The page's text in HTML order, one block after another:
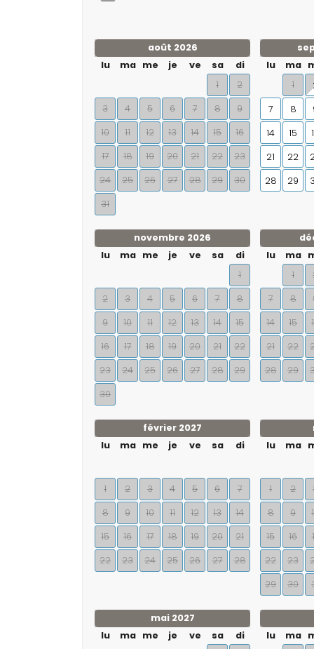
août 2026
lu
ma me je ve sa
di
1
2
3
4 5 6 7 8
9
10
11 12 13 14 15
16
17
18 19 20 21 22
23
24
25 26 27 28 29
30
31
lu
ma
1
7
8
14
15
21
22
28
29
novembre 2026
lu
ma me je ve sa
di
1
2
3 4 5 6 7
8
9
10 11 12 13 14
15
16
17 18 19 20 21
22
23
24 25 26 27 28
29
30
lu
ma
1
7
8
14
15
21
22
28
29
février 2027
lu
ma me je ve sa di
1 2 3 4 5 6
7
8
9 10 11 12 13
14
15
16 17 18 19 20
21
22
23 24 25 26 27 28
lu
ma
1 2
8
9
15
16
22
23
29
30
mai 2027
lu
ma me je ve sa di
lu
ma